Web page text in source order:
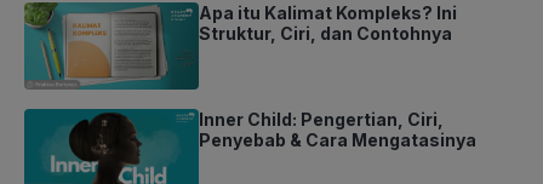
Apa itu Kalimat Kompleks? Ini
Struktur, Ciri, dan Contohnya
Inner Child: Pengertian, Ciri,
Penyebab & Cara Mengatasinya